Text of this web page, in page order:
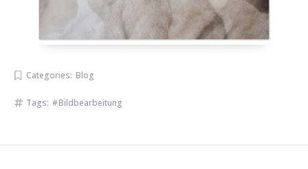
Categories: Blog
Tags: Bildbearbeitung